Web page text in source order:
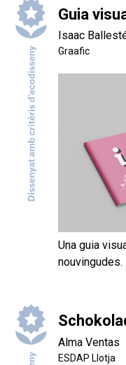
Guia
Isaac
Graafic
Una guia
nouvingudes.
Alma Ventas
ESDAP Llotja